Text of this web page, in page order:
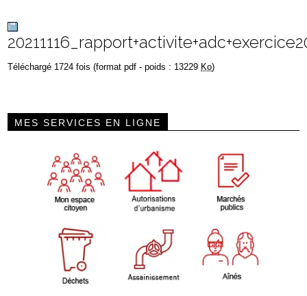
Téléchargé 1724 fois (format pdf - poids : 13229 Ko)
MES SERVICES EN LIGNE